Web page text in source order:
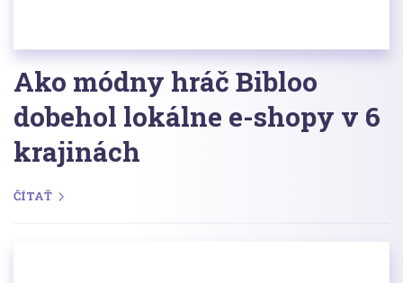
Ako módny hráč Bibloo
dobehol lokálne e-shopy v 6
krajinách
ČÍTAŤ